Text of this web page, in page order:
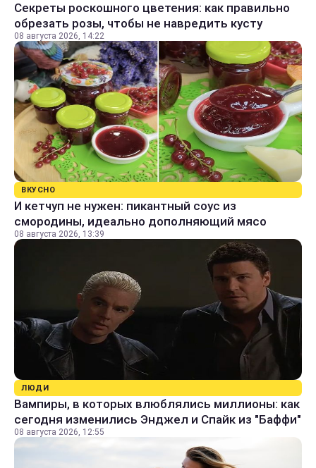
Секреты роскошного цветения: как правильно
обрезать розы, чтобы не навредить кусту
08 августа 2026, 14:22
ВКУСНО
И кетчуп не нужен: пикантный соус из
смородины, идеально дополняющий мясо
08 августа 2026, 13:39
ЛЮДИ
Вампиры, в которых влюблялись миллионы: как
сегодня изменились Энджел и Спайк из "Баффи"
08 августа 2026, 12:55